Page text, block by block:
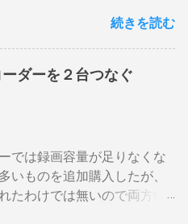
（ドラム内の温度が測れ
伝導に時間がかかる） 多少
る チャフが飛び散らない 焙
風による温度変化は殆どな
応しない ガスコンロでは熱
１ハゼ８分以内でなら200g
以上はガスコンロの強火
続きを読む
ダーを２台つなぐ
では録画容量が足りなくな
いものを追加購入したが、
たわけでは無いので両方使